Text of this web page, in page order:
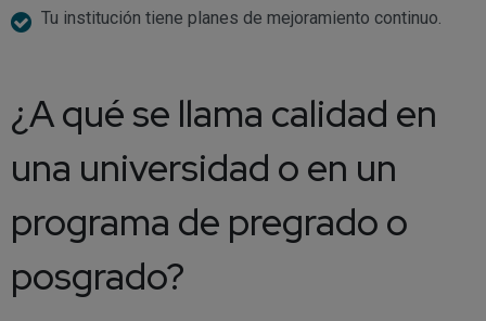
Tu institución tiene planes de mejoramiento continuo.
¿A qué se llama calidad en
una universidad o en un
programa de pregrado o
posgrado?